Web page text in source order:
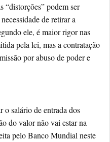
“distorções” podem ser
de retirar a
ele, é maior rigor nas
pela lei, mas a contratação
por abuso de poder e
o salário de entrada dos
do valor não vai estar na
pelo Banco Mundial neste